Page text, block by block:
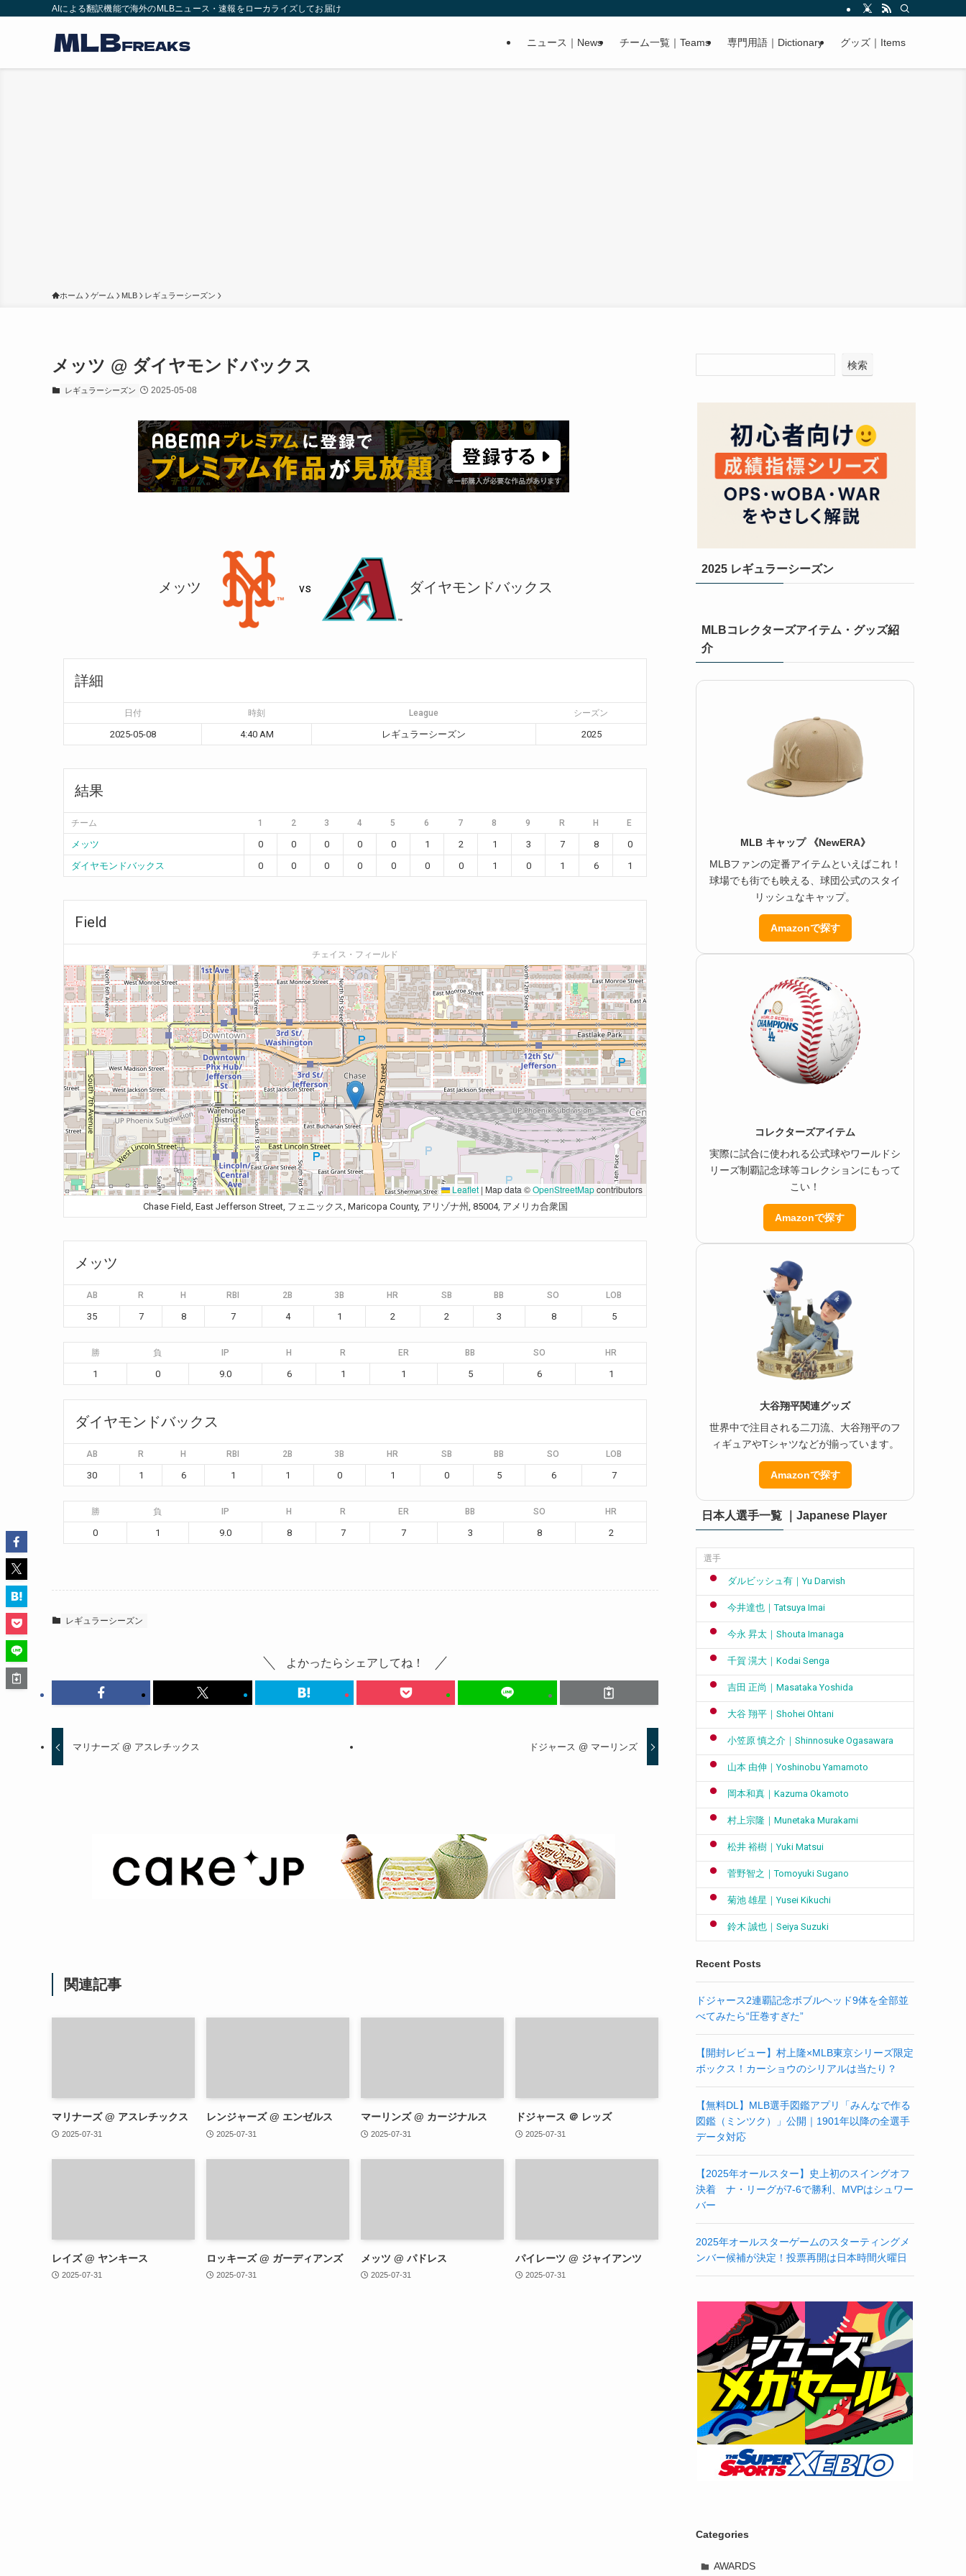
AIによる翻訳機能で海外のMLBニュース・速報をローカライズしてお届け
ニュース｜News チーム一覧｜Teams 専門用語｜Dictionary グッズ｜Items
ホーム ゲーム MLB レギュラーシーズン
メッツ @ ダイヤモンドバックス
レギュラーシーズン 2025-05-08
メッツ vs ダイヤモンドバックス
詳細
日付 時刻 League シーズン
2025-05-08 4:40 AM レギュラーシーズン 2025
結果
チーム 1 2 3 4 5 6 7 8 9 R H E
メッツ 0 0 0 0 0 1 2 1 3 7 8
0
ダイヤモンドバックス
0 0 0 0 0 0 0 1 0 1 6 1
Field
チェイス・フィールド
Leaflet | Map data ©OpenStreetMapcontributors
Chase Field, East Jefferson Street, フェニックス, Maricopa County, アリゾナ州, 85004, アメリカ合衆国
メッツ
AB R H RBI 2B 3B HR SB BB SO LOB
35 7 8 7 4 1 2 2 3 8 5
勝 負 IP H R ER BB SO HR
1 0 9.0 6 1 1 5 6 1
ダイヤモンドバックス
AB R H RBI 2B 3B HR SB BB SO LOB
30 1 6 1 1 0 1 0 5 6 7
勝 負 IP H R ER BB SO HR
0 1 9.0 8 7 7 3 8 2
レギュラーシーズン
よかったらシェアしてね！
マリナーズ @ アスレチックス ドジャース @ マーリンズ
関連記事
マリナーズ @ アスレチックス
2025-07-31
レンジャーズ @ エンゼルス
2025-07-31
マーリンズ @ カージナルス
2025-07-31
ドジャース ＠ レッズ
2025-07-31
レイズ @ ヤンキース
2025-07-31
ロッキーズ @ ガーディアンズ
2025-07-31
メッツ @ パドレス
2025-07-31
パイレーツ @ ジャイアンツ
2025-07-31
検索
2025 レギュラーシーズン
MLBコレクターズアイテム・グッズ紹
介
MLB キャップ 《NewERA》
MLBファンの定番アイテムといえばこれ！
球場でも街でも映える、球団公式のスタイ
リッシュなキャップ。
Amazonで探す
コレクターズアイテム
実際に試合に使われる公式球やワールドシ
リーズ制覇記念球等コレクションにもって
こい！
Amazonで探す
大谷翔平関連グッズ
世界中で注目される二刀流、大谷翔平のフ
ィギュアやTシャツなどが揃っています。
Amazonで探す
日本人選手一覧 ｜Japanese Player
選手
ダルビッシュ有｜Yu Darvish
今井達也｜Tatsuya Imai
今永 昇太｜Shouta Imanaga
千賀 滉大｜Kodai Senga
吉田 正尚｜Masataka Yoshida
大谷 翔平｜Shohei Ohtani
小笠原 慎之介｜Shinnosuke Ogasawara
山本 由伸｜Yoshinobu Yamamoto
岡本和真｜Kazuma Okamoto
村上宗隆｜Munetaka Murakami
松井 裕樹｜Yuki Matsui
菅野智之｜Tomoyuki Sugano
菊池 雄星｜Yusei Kikuchi
鈴木 誠也｜Seiya Suzuki
Recent Posts
ドジャース2連覇記念ボブルヘッド9体を全部並
べてみたら“圧巻すぎた”
【開封レビュー】村上隆×MLB東京シリーズ限定
ボックス！カーショウのシリアルは当たり？
【無料DL】MLB選手図鑑アプリ「みんなで作る
図鑑（ミンツク）」公開｜1901年以降の全選手
データ対応
【2025年オールスター】史上初のスイングオフ
決着 ナ・リーグが7-6で勝利、MVPはシュワー
バー
2025年オールスターゲームのスターティングメ
ンバー候補が決定！投票再開は日本時間火曜日
Categories
AWARDS